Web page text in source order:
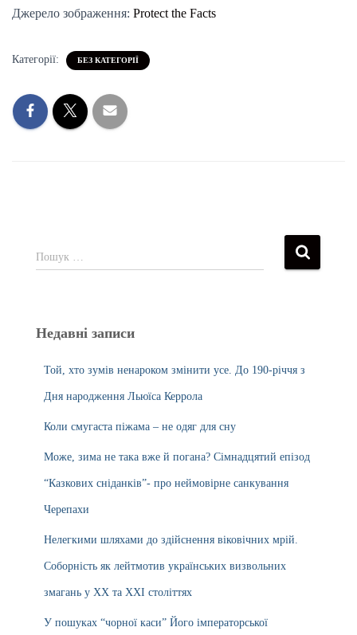
Джерело зображення: Protect the Facts
Категорії: БЕЗ КАТЕГОРІЇ
Пошук …
Недавні записи
Той, хто зумів ненароком змінити усе. До 190-річчя з
Дня народження Льюїса Керрола
Коли смугаста піжама – не одяг для сну
Може, зима не така вже й погана? Сімнадцятий епізод
“Казкових сніданків”- про неймовірне санкування
Черепахи
Нелегкими шляхами до здійснення віковічних мрій.
Соборність як лейтмотив українських визвольних
змагань у ХХ та ХХІ століттях
У пошуках “чорної каси” Його імператорської